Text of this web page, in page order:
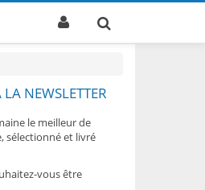
NEWSLETTER
le meilleur de
sélectionné et livré
vous être